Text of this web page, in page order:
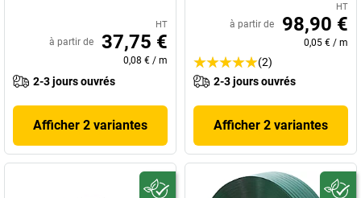
HT
à partir de 37,75 €
0,08 € / m
2-3 jours ouvrés
Afficher 2 variantes
HT
à partir de 98,90 €
0,05 € / m
(2)
2-3 jours ouvrés
Afficher 2 variantes